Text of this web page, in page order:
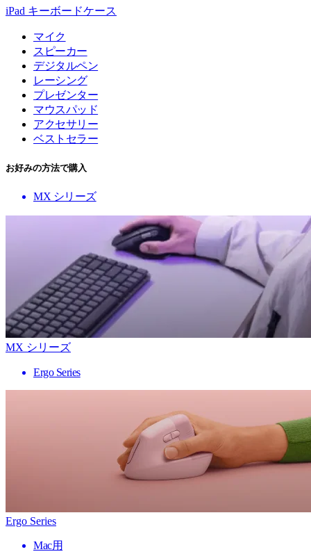
iPad キーボードケース
マイク
スピーカー
デジタルペン
レーシング
プレゼンター
マウスパッド
アクセサリー
ベストセラー
お好みの方法で購入
MX シリーズ
MX シリーズ
Ergo Series
Ergo Series
Mac用